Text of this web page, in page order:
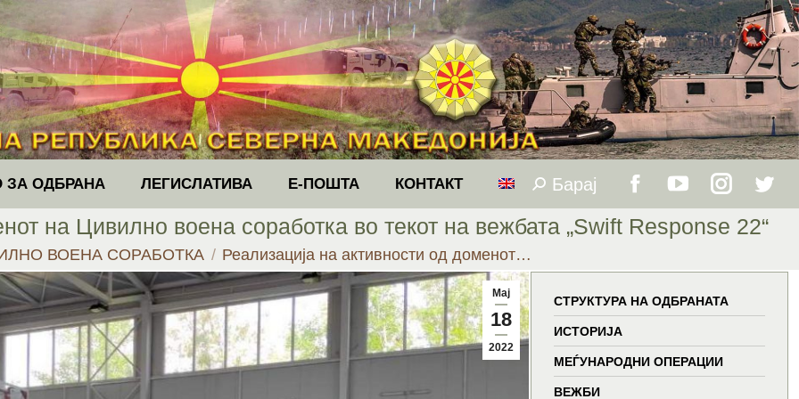
ЗА ОДБРАНА ЛЕГИСЛАТИВА Е-ПОШТА КОНТАКТ Search:
Барај
new new new
на Цивилно воена соработка во текот на вежбата „Swift Response 22“
ВОЕНА СОРАБОТКА Реализација на активности од доменот…
Мај
18
2022
СТРУКТУРА НА ОДБРАНАТА
ИСТОРИЈА
МЕЃУНАРОДНИ ОПЕРАЦИИ
ВЕЖБИ